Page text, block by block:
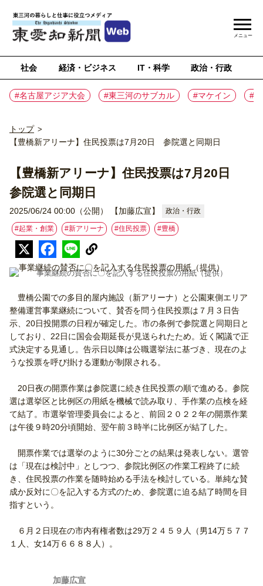
社会 経済・ビジネス IT・科学 政治・行政
#名古屋アジア大会 #東三河のサブカル #マケイン #
メニュー
トップ >
【豊橋新アリーナ】住民投票は7月20日 参院選と同期日
【豊橋新アリーナ】住民投票は7月20日
参院選と同期日
2025/06/24 00:00（公開） 【加藤広宣】 政治・行政
#起業・創業 #新アリーナ #住民投票 #豊橋
事業継続の賛否に〇を記入する住民投票の用紙（提供）
豊橋公園での多目的屋内施設（新アリーナ）と公園東側エリア
整備運営事業継続について、賛否を問う住民投票は７月３日告
示、20日投開票の日程が確定した。市の条例で参院選と同期日と
しており、22日に国会会期延長が見送られたため。近く閣議で正
式決定する見通し。告示日以降は公職選挙法に基づき、現在のよ
うな投票を呼び掛ける運動が制限される。
20日夜の開票作業は参院選に続き住民投票の順で進める。参院
選は選挙区と比例区の用紙を機械で読み取り、手作業の点検を経
て結了。市選挙管理委員会によると、前回２０２２年の開票作業
は午後９時20分頃開始、翌午前３時半に比例区が結了した。
開票作業では選挙のように30分ごとの結果は発表しない。選管
は「現在は検討中」としつつ、参院比例区の作業工程終了に続
き、住民投票の作業を随時始める手法を検討している。単純な賛
成か反対に〇を記入する方式のため、参院選に迫る結了時間を目
指すという。
６月２日現在の市内有権者数は29万２４５９人（男14万５７７
１人、女14万６６８８人）。
加藤広宣